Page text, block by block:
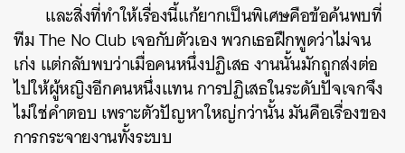
และสิ่งที่ทำให้เรื่องนี้แก้ยากเป็นพิเศษคือข้อค้นพบที่
ทีม The No Club เจอกับตัวเอง พวกเธอฝึกพูดว่าไม่จน
เก่ง แต่กลับพบว่าเมื่อคนหนึ่งปฏิเสธ งานนั้นมักถูกส่งต่อ
ไปให้ผู้หญิงอีกคนหนึ่งแทน การปฏิเสธในระดับปัจเจกจึง
ไม่ใช่คำตอบ เพราะตัวปัญหาใหญ่กว่านั้น มันคือเรื่องของ
การกระจายงานทั้งระบบ